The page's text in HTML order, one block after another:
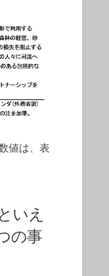
値は、表
いえ
の事